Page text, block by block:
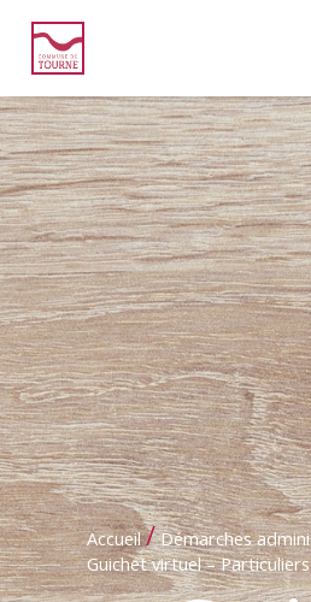
Accueil / Démarches
Guichet virtuel – Particuliers